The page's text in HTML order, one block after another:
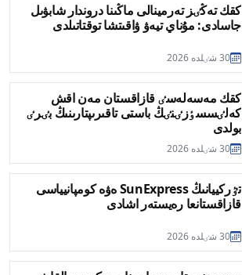
كقك تەڭٸز تەرمينالى ماڭىنا دروندار شابۋىل
جاسادى: مۇناي تيەۋ ۋاقىتشا توقتاتىلدى
30 شٸلدە 2026
كقك مەسەلەسٸ قازاقستان مەن اقش
كەلٸسسٶزٸنٸڭ باستى تاقىرىپتارىنىڭ بٸرٸ
بولدى
30 شٸلدە 2026
تٷركييانىڭ SunExpress ەۋە كومپانيياسى
قازاقستانعا رەيستەر اشادى
30 شٸلدە 2026